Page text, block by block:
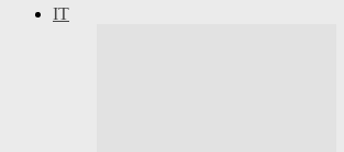
IT